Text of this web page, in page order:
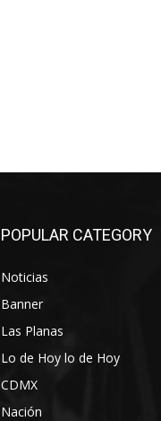
POPULAR CATEGORY
Noticias
Banner
Las Planas
Lo de Hoy lo de Hoy
CDMX
Nación